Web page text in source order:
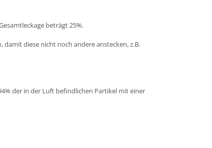
beträgt 25%.
diese nicht noch andere anstecken, z.B.
der in der Luft befindlichen Partikel mit einer